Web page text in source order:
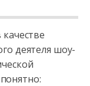
деятеля шоу-